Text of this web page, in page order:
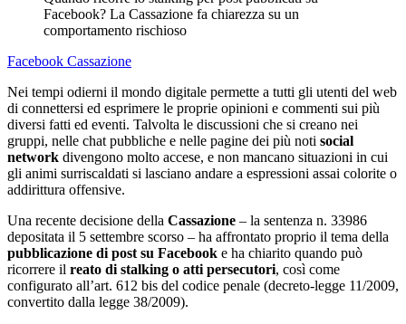
Facebook? La Cassazione fa chiarezza su un
comportamento rischioso
Facebook Cassazione
Nei tempi odierni il mondo digitale permette a tutti gli utenti del web
di connettersi ed esprimere le proprie opinioni e commenti sui più
diversi fatti ed eventi. Talvolta le discussioni che si creano nei
gruppi, nelle chat pubbliche e nelle pagine dei più noti social
network divengono molto accese, e non mancano situazioni in cui
gli animi surriscaldati si lasciano andare a espressioni assai colorite o
addirittura offensive.
Una recente decisione della Cassazione – la sentenza n. 33986
depositata il 5 settembre scorso – ha affrontato proprio il tema della
pubblicazione di post su Facebook e ha chiarito quando può
ricorrere il reato di stalking o atti persecutori, così come
configurato all’art. 612 bis del codice penale (decreto-legge 11/2009,
convertito dalla legge 38/2009).